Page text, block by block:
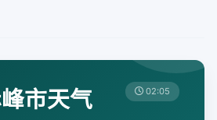
市天气 02:05